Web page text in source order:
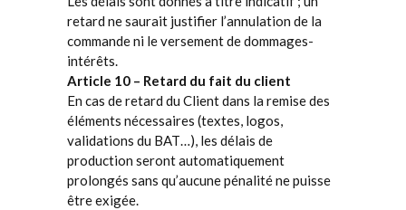
retard ne saurait justifier l’annulation de la
commande ni le versement de dommages-
intérêts.
Article 10 – Retard du fait du client
En cas de retard du Client dans la remise des
éléments nécessaires (textes, logos,
validations du BAT…), les délais de
production seront automatiquement
prolongés sans qu’aucune pénalité ne puisse
être exigée.